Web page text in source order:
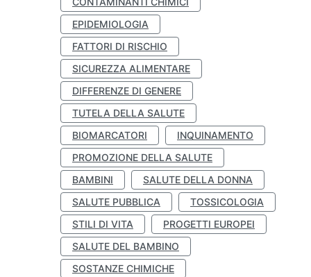
EPIDEMIOLOGIA
FATTORI DI RISCHIO
SICUREZZA ALIMENTARE
DIFFERENZE DI GENERE
TUTELA DELLA SALUTE
BIOMARCATORI
INQUINAMENTO
PROMOZIONE DELLA SALUTE
BAMBINI
SALUTE DELLA DONNA
SALUTE PUBBLICA
TOSSICOLOGIA
STILI DI VITA
PROGETTI EUROPEI
SALUTE DEL BAMBINO
SOSTANZE CHIMICHE